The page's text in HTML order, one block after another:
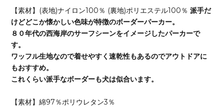
【素材】(表地)ナイロン100％ (裏地)ポリエステル100％派手だ
けどどこか懐かしい色味が特徴のボーダーパーカー。
８０年代の西海岸のサーフシーンをイメージしたパーカーで
す。
ワッフル生地なので着せやすく速乾性もあるのでアウトドアに
もおすすめ。
これくらい派手なボーダーも犬は似合います。
【素材】綿97％ポリウレタン3％